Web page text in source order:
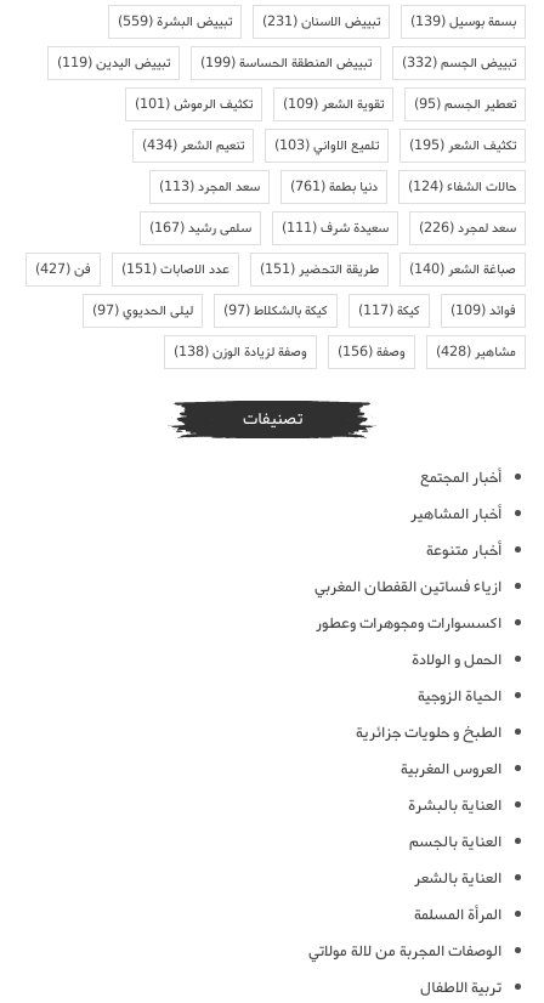
بسمة بوسيل(139) تبييض الاسنان(231) تبييض البشرة(559)
تبييض الجسم(332) تبييض المنطقة الحساسة(199) تبييض اليدين(119)
تعطير الجسم(95) تقوية الشعر(109) تكثيف الرموش(101)
تكثيف الشعر(195) تلميع الاواني(103) تنعيم الشعر(434)
حالات الشفاء(124) دنيا بطمة(761) سعد المجرد(113)
سعد لمجرد(226) سعيدة شرف(111) سلمى رشيد(167)
صباغة الشعر(140) طريقة التحضير(151) عدد الاصابات(151) فن(427)
فوائد(109) كيكة(117) كيكة بالشكلاط(97) ليلى الحديوي(97)
مشاهير(428) وصفة(156) وصفة لزيادة الوزن(138)
تصنيفات
أخبار المجتمع
أخبار المشاهير
أخبار متنوعة
ازياء فساتين القفطان المغربي
اكسسوارات ومجوهرات وعطور
الحمل و الولادة
الحياة الزوجية
الطبخ و حلويات جزائرية
العروس المغربية
العناية بالبشرة
العناية بالجسم
العناية بالشعر
المرأة المسلمة
الوصفات المجربة من لالة مولاتي
تربية الاطفال